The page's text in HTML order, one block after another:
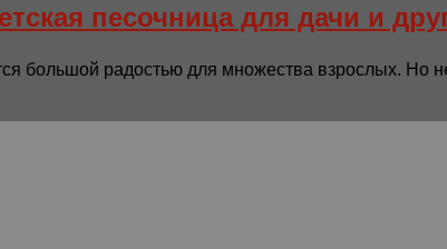
песочница для дачи и
большой радостью для множества взрослых. Но